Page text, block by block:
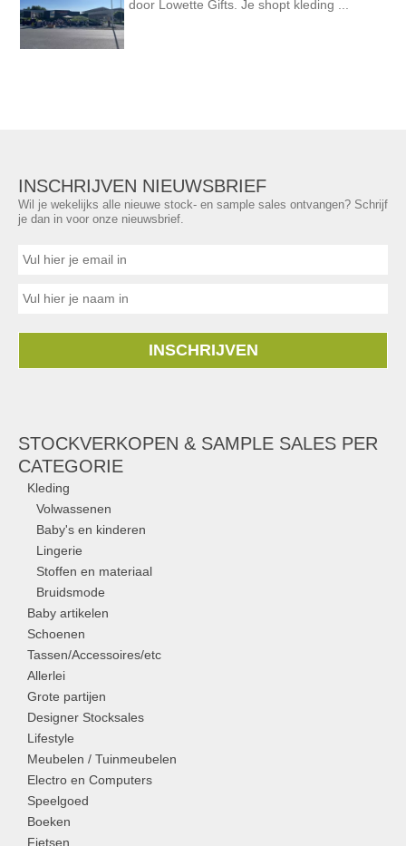
door Lowette Gifts. Je shopt kleding ...
INSCHRIJVEN NIEUWSBRIEF
Wil je wekelijks alle nieuwe stock- en sample sales ontvangen? Schrijf
je dan in voor onze nieuwsbrief.
INSCHRIJVEN
STOCKVERKOPEN & SAMPLE SALES PER
CATEGORIE
Kleding
Volwassenen
Baby's en kinderen
Lingerie
Stoffen en materiaal
Bruidsmode
Baby artikelen
Schoenen
Tassen/Accessoires/etc
Allerlei
Grote partijen
Designer Stocksales
Lifestyle
Meubelen / Tuinmeubelen
Electro en Computers
Speelgoed
Boeken
Fietsen